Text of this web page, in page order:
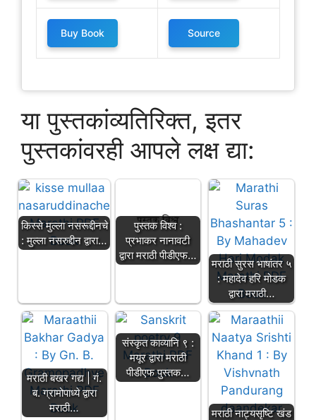
Buy Book Source
या पुस्तकांव्यतिरिक्त, इतर
पुस्तकांवरही आपले लक्ष द्या:
किस्से मुल्ला नसरूद्दीनचे
: मुल्ला नसरुद्दीन द्वारा…
पुस्तक विश्व :
प्रभाकर नानावटी
द्वारा मराठी पीडीएफ…
मराठी सुरस भाषांतर ५
: महादेव हरि मोडक
द्वारा मराठी…
मराठी बखर गद्य | गं.
ब. ग्रामोपाध्ये द्वारा
मराठी…
संस्कृत काव्यानि ९ :
मयूर द्वारा मराठी
पीडीएफ पुस्तक…
मराठी नाट्यसृष्टि खंड